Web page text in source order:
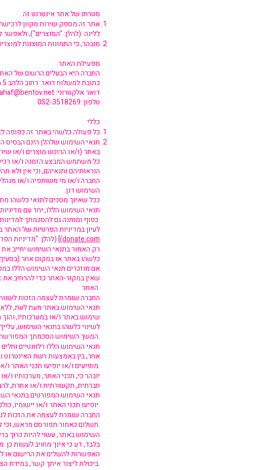
מטרתו של אתר אינטרנט זה
אתר זה מספק שירות מקוון לרכישת
ללינה (להלן: "המוצרים"),
מובהר, כי התמונות המוצגות
מפעילת האתר
החברה היא הבעלים הרשום של
כתובת למשלוח דואר: רחוב הלהב 5 חולון
דואר אלקטרוני:
טלפון: 052-3518269
כללי
כל פעולה כלשהי באתר זה כפופה
תנאי השימוש שלהלן הינם הבסיס
באתר (ו/או הרוכש מוצרים ו/או
כל משתמש המבצע הזמנה ו/או
הוראותיהם ותנאיהם, וכי אין ולא
החברה ו/או מי משותפיה ו/או
השימוש דנן.
ככל שאינך מסכים לתנאי כלשהו
תנאי השימוש הללו, יחד עם
כפוף ומותנה גם להסכמתך למדינות הפרטיות של האתר במלואה.
לעיון במדיניות הפרטיות של
donate.com) ] (להלן: "מדיניות
רק האמור בתנאי השימוש יחייב
כלשהו באתר או במקום אחר
אם מוזכרים תנאי השימוש הללו
שאין במקור-האחר כדי להרחיב את
האתר.
החברה שומרת לעצמה הזכות
תנאי השימוש באתר מעת לעת, ללא
שימוש באתר ו/או במערכותיו,
לשינוי כלשהו בתנאי השימוש,
המשך השימוש הסכמתך המפורשת לשינוי.
תנאי השימוש הללו רלוונטיים
אחר, בין באמצעות רשת האינטרנט
מופיעים ו/או יופיעו תכני האתר ו/או יישומיו, כולם או חלקם, בשינויים המחויבים.
יובהר כי, תכני האתר, מערכותיו ו/
חברתית, תקשורתית ו/או אחרת,
תנאי השימוש המפורטים בתנאי
יופיעו תכני האתר ו/או יישומיו, כולם או חלקם.
החברה שומרת לעצמה את הזכות
תשלום כאמור תפורסם מראש, וכי לא תחויב בתשלום ללא הסכמתך המפורשת.
השימוש באתר, עשוי להיות כרוך
בלבד, דע כי אינך מחויב לעשות
האפשרות להשלים את הרישום או
ביכולת ליצור איתך קשר, במידת הצורך.